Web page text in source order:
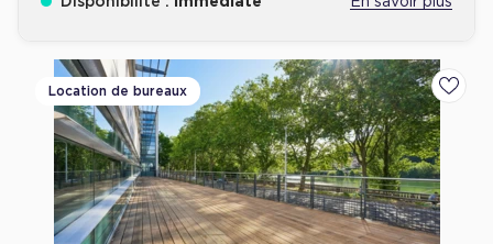
Location de bureaux